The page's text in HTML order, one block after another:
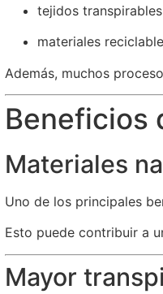
tejidos transpirables
materiales
Además, muchos
Beneficios
Materiales
Uno de los principales
Esto puede contribuir a
Mayor